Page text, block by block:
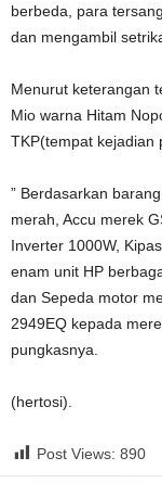
berbeda, para
dan mengambil
Menurut keterangan
Mio warna Hitam
TKP(tempat kejadian
” Berdasarkan
merah, Accu merek
Inverter 1000W,
enam unit HP
dan Sepeda motor
2949EQ kepada
pungkasnya.
(hertosi).
Post Views: 890